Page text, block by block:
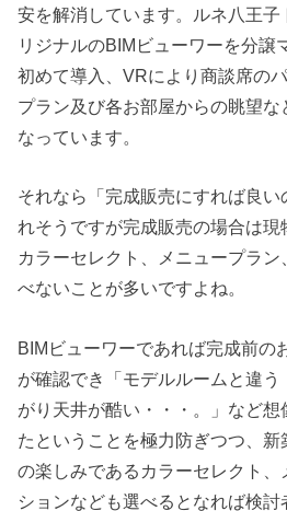
安を解消しています。ルネ八王子
リジナルのBIMビューワーを分譲
初めて導入、VRにより商談席の
プラン及び各お部屋からの眺望な
なっています。
それなら「完成販売にすれば良い
れそうですが完成販売の場合は
カラーセレクト、メニュープラ
べないことが多いですよね。
BIMビューワーであれば完成前の
が確認でき「モデルルームと違
がり天井が酷い・・・。」など想
たということを極力防ぎつつ、
の楽しみであるカラーセレクト
ションなども選べるとなれば検